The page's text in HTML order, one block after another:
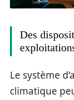
Des
Le système
climatique